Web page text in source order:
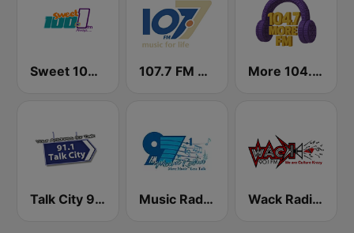
Sweet 100 FM 107.7 FM Music For Life More 104.7 FM
Talk City 91.1 FM Music Radio 97.1 FM Wack Radio 90.1 FM